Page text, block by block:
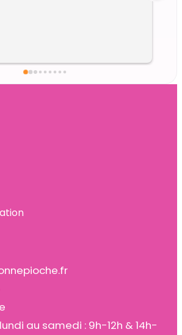
au samedi : 9h-12h & 14h-